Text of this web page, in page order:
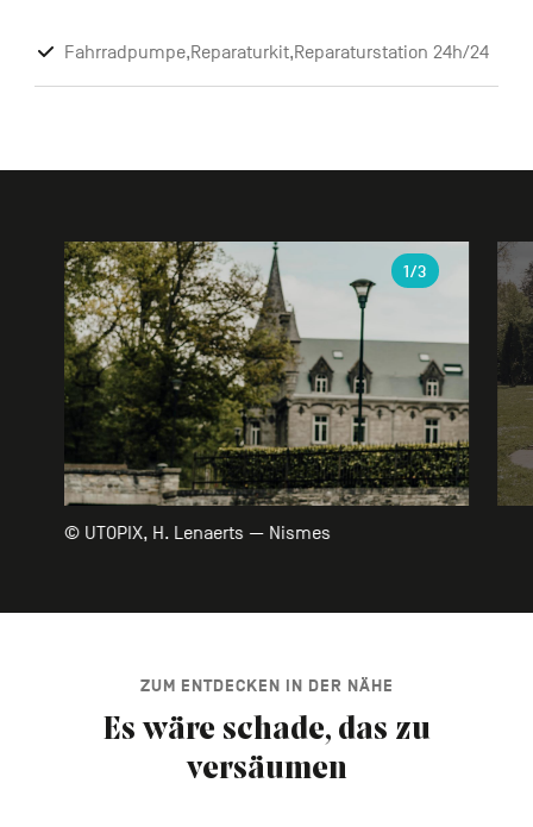
Fahrradpumpe,Reparaturkit,Reparaturstation 24h/24
Galerie
© UTOPIX, H. Lenaerts — Nismes
1/3
ZUM ENTDECKEN IN DER NÄHE
Es wäre schade, das zu
versäumen